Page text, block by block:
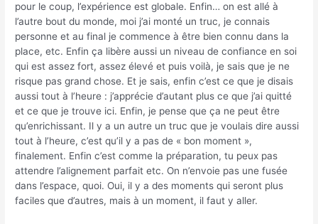
pour le coup, l’expérience est globale. Enfin… on est allé à
l’autre bout du monde, moi j’ai monté un truc, je connais
personne et au final je commence à être bien connu dans la
place, etc. Enfin ça libère aussi un niveau de confiance en soi
qui est assez fort, assez élevé et puis voilà, je sais que je ne
risque pas grand chose. Et je sais, enfin c’est ce que je disais
aussi tout à l’heure : j’apprécie d’autant plus ce que j’ai quitté
et ce que je trouve ici. Enfin, je pense que ça ne peut être
qu’enrichissant. Il y a un autre un truc que je voulais dire aussi
tout à l’heure, c’est qu’il y a pas de « bon moment »,
finalement. Enfin c’est comme la préparation, tu peux pas
attendre l’alignement parfait etc. On n’envoie pas une fusée
dans l’espace, quoi. Oui, il y a des moments qui seront plus
faciles que d’autres, mais à un moment, il faut y aller.